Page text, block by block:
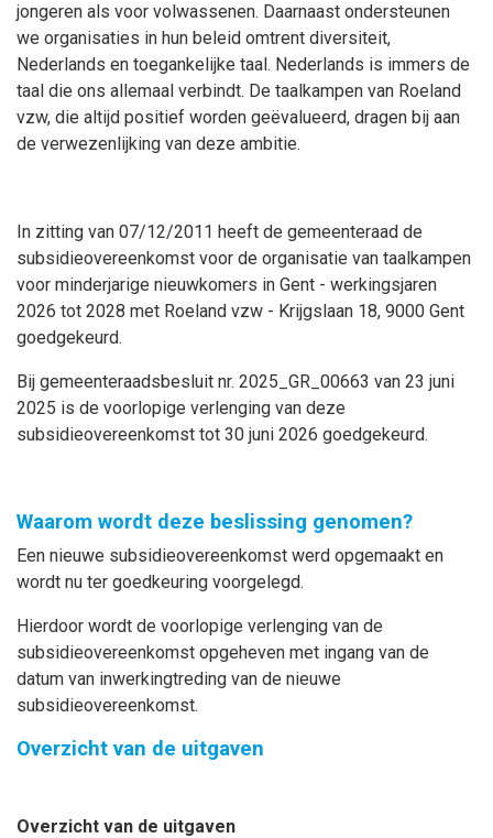
jongeren als voor volwassenen. Daarnaast ondersteunen
we organisaties in hun beleid omtrent diversiteit,
Nederlands en toegankelijke taal. Nederlands is immers de
taal die ons allemaal verbindt. De taalkampen van Roeland
vzw, die altijd positief worden geëvalueerd, dragen bij aan
de verwezenlijking van deze ambitie.
In zitting van 07/12/2011 heeft de gemeenteraad de
subsidieovereenkomst voor de organisatie van taalkampen
voor minderjarige nieuwkomers in Gent - werkingsjaren
2026 tot 2028 met Roeland vzw - Krijgslaan 18, 9000 Gent
goedgekeurd.
Bij gemeenteraadsbesluit nr. 2025_GR_00663 van 23 juni
2025 is de voorlopige verlenging van deze
subsidieovereenkomst tot 30 juni 2026 goedgekeurd.
Waarom wordt deze beslissing genomen?
Een nieuwe subsidieovereenkomst werd opgemaakt en
wordt nu ter goedkeuring voorgelegd.
Hierdoor wordt de voorlopige verlenging van de
subsidieovereenkomst opgeheven met ingang van de
datum van inwerkingtreding van de nieuwe
subsidieovereenkomst.
Overzicht van de uitgaven
Overzicht van de uitgaven